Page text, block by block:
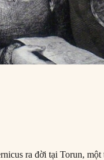
ra đời tại Torun, một